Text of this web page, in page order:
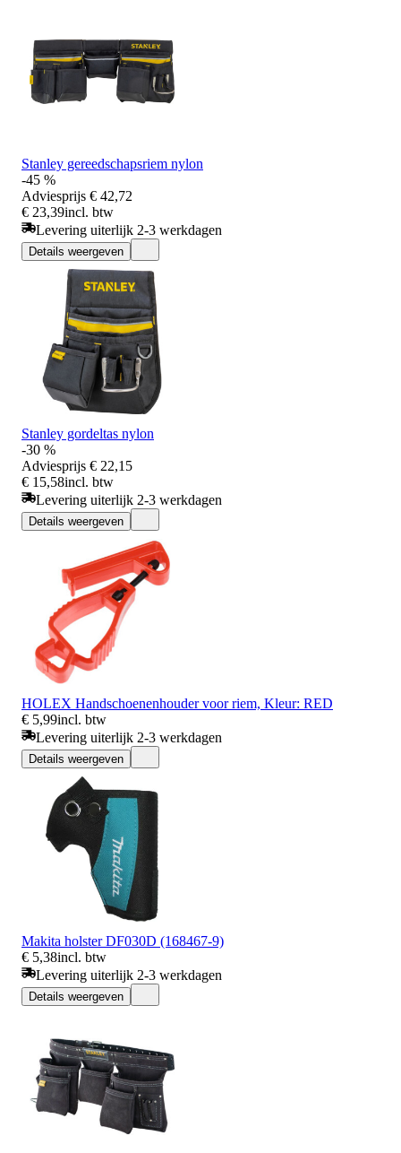
Stanley gereedschapsriem nylon
-45 %
Adviesprijs € 42,72
€ 23,39incl. btw
Levering uiterlijk 2-3 werkdagen
Details weergeven
Stanley gordeltas nylon
-30 %
Adviesprijs € 22,15
€ 15,58incl. btw
Levering uiterlijk 2-3 werkdagen
Details weergeven
HOLEX Handschoenenhouder voor riem, Kleur: RED
€ 5,99incl. btw
Levering uiterlijk 2-3 werkdagen
Details weergeven
Makita holster DF030D (168467-9)
€ 5,38incl. btw
Levering uiterlijk 2-3 werkdagen
Details weergeven